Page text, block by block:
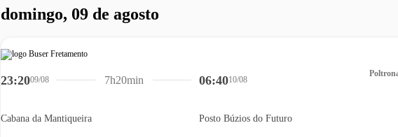
domingo, 09 de agosto
23:2009/08
Cabana da Mantiqueira
06:4010/08
Posto Búzios do Futuro
7h20min